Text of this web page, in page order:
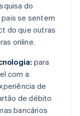
do
se sentem
do que outras
online.
para
com a
de
de débito
bancários